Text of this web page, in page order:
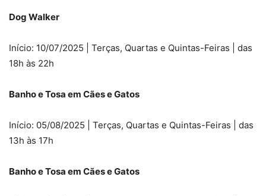
Dog Walker
Início: 10/07/2025 | Terças, Quartas e Quintas-Feiras | das
18h às 22h
Banho e Tosa em Cães e Gatos
Início: 05/08/2025 | Terças, Quartas e Quintas-Feiras | das
13h às 17h
Banho e Tosa em Cães e Gatos